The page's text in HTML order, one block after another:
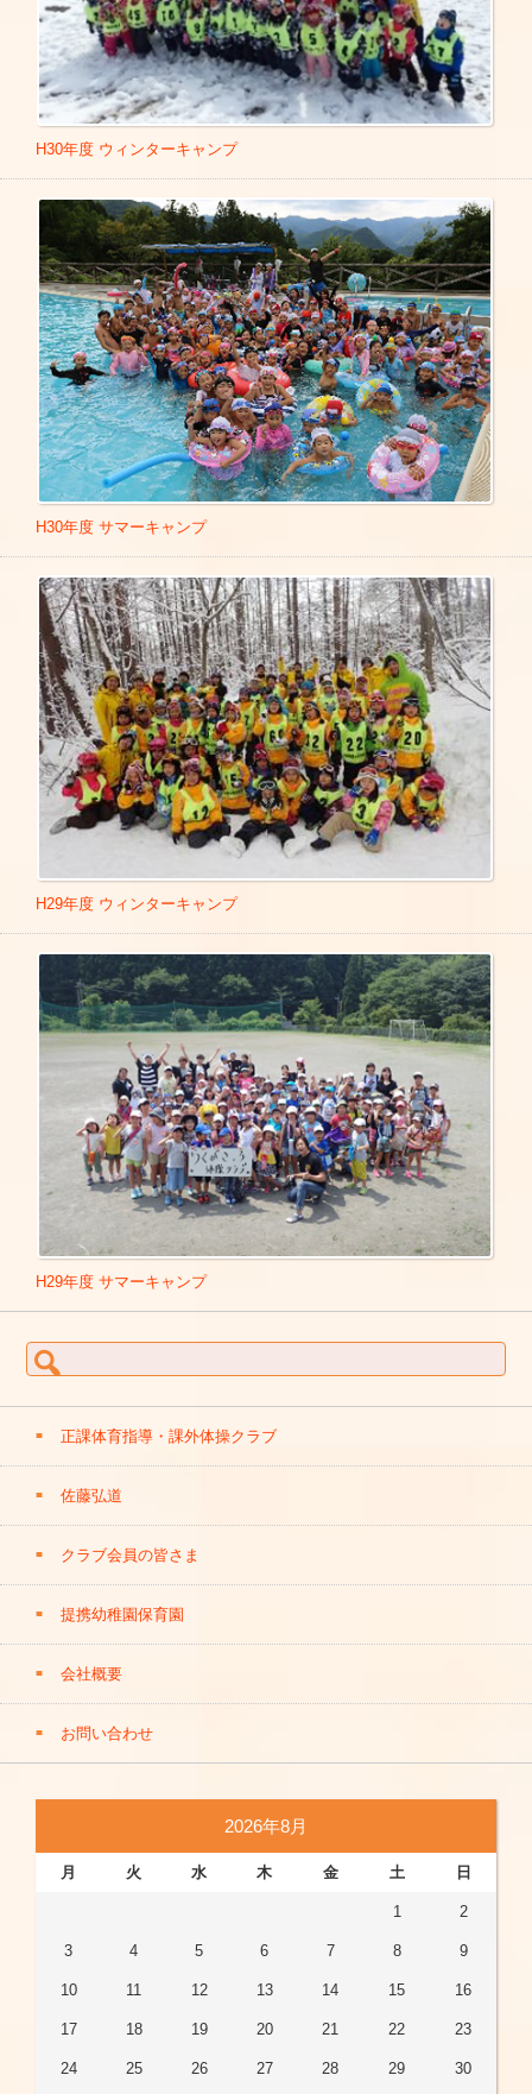
4日
■大阪府社会福祉協議会リモート講演会 限定配信YouTube 2
021年5月18日
■日本体育大学保護者会講演会 2021年5月19日
■千葉県船橋市私立幼稚園PTA連絡協議会 「ふれあいチャン
ネル（みんなであそぼう）」限定配信YouTube 2021年6月3
■LINE LIVE「ひろみち＆たにぞう運動会祝15周年 歌ったり
踊ったり！かな？」 2021年6月14日
■富山県入善町「第6回にゅうぜん親子フェスタ」結婚・子
育て応援課 少子化対策係 2021年7月3日Link
■宮城県「セカハピ団 仙台青葉本部」リモートイベント「ひ
ろみちお兄さんと一緒」 2021年7月11日 – お母さんシンガ
ーソングライターしまひろこ（shimahiroko.com）
■高知県四万十市日本体育大学連携事業「親子体操教室」 20
21年7月17日
■高知県四万十市「市民大学」講演会 2021年7月17日
■高知県四万十市日本体育大学連携事業「指導者実技研修
会」 2021年7月18日Link
四万十市報「広報しまんと 9月号」に掲載されました。
■千葉県船橋市私立幼稚園ふれあいチャンネル 親子体操紹介
動画 2021年8月9日YouTube
■夏の保育アカデミーオンライン講座 テーマ「こことから
だ」 2021年8月22日Link
■大阪府私立幼稚園連盟 親子体操紹介動画 2021年8月28日Li
nk
■池上警察署「交通安全フィットネス」YouTube動画 2021年
9月1日YouTube
■日本コープ共済生活協同組合連合会「ひろみちお兄さんの
おやこたいそう」撮影 2021年9月5日 組合員のみ視聴可能
■千葉県船橋市「学校法人三咲学園 英進幼稚園」 親子ふれ
Link
■株式会社メイト リモート研修会収録 2021年9月11日Link
■福岡県那珂川市保育所連盟リモート研修会 2021年9月30日
■日本コープ共済生活協同組合連合会LPA対象講演会 2021年
10月2日
■第54回全国保育士会研究大会リモート講演会 2021年10月1
3日Link
■青森県青森市「親子体操普及員養成講座」 2021年10月23
Link
■岐阜県ねんりんピック岐阜２０２１イベント出演 2021年1
0月30日
■広島県 一般財団法人どんぐり村「元祖親子体操教室」 202
1年11月7日Link
■奈良県五條市保育士会実技研修会 2021年11月13日
■岩手県一関市体育協会「いちのせき体操＆親子体操」 2021
■広島県立総合体育館 TSSテレビ新広島「わんぱく親子体
■山口県阿武町 ひろみちお兄さんといっしょ「親子体操」 2
021年11月28日 –山口県 阿武町役場
■三重県四日市市「エンゼル幼稚園」園内実技研修会 2021年
12月11日Link
2021年12月12日 –
■デオドラントクリーム「プルーストクリーム」撮影 2021年
■国立代々木競技場第二体育館 日本体育大学体操部「第53回
演技発表会」司会を担当 2021年12月25日Link
■明治安田生命保険相互会社 社内研修講演会 2022年1月17日
■福岡県小郡市「すばる保育園」リモート園内研修会 2022年
1月22日Link
■三鷹市親子体操教室「みたかスポーツフェスティバル」 20
■長瀞町多世代ふれ愛ベース長瀞 埼玉県長瀞町親子体操 202
2年3月6日Link
■日本体育大学オープンキャンパス特別講座 2022年3月20日
Link
■やさい.tv
■東京クラッソ！
■東京クラッソ！ＮＥＯ
■クラッソ 出演
■平尾昌晃チャリティーゴルフトーナメント 2021 出演 202
1年6月19日
【 テレビ埼玉 】
■のびのびシティさいたま市
■テレ玉くんのうた
【 YBC（山形放送） 】
■やまがた発 旅の見聞録
【 静岡第一テレビ 】
■イクメンが行く! １・２
■おいしい楽園
■まるごとワイド
【 中京テレビ 】
■ぐっとLink
■大徳さん
■すこやかフェスタ LIVE配信 2020年10月17日Link
■ぐっと 毎週金曜日レギュラー 10時25分～11時・11時30分
～11時55分Link
■ブリヂストンレディスオープン開幕直前「華麗で過酷な女
子プロゴルフの魅力大公開SP」 2022年5月14日Link
■すこやかフェスタ 2022年10月15日Link
【 読売テレビ 】
■旅ぷら
【 毎日放送 】
■痛快！明石家電視台
■ちちんぷいぷい
■プレッシャーバトル!!
■おとな会 ～オトナ度ちょい増しTV～
■カチモLink
【 関西テレビ 】
■セキララ小町 夫婦で出演
■ウラマヨ
■痛快エブリデイ
■にじいろジーン
【 ABC朝日放送 】
■朝だ！生です旅サラダ
【 テレビ新広島 】
■TSSプライムニュース 親子体操紹介 OA2020年4月30日・5
月7・14・21・28日
■1550ニュースレーダーWITH 毎週木曜日「ひろみちお兄さ
んといっしょに体操」コーナーLink
■ZIP！FRIDAY 2020年12月4日・11日・18日
■WITH 毎週木曜日健康体操コーナー出演Link
■夢みる金バク!
■ワンワンパッコロ！キャラともワールド
■ワンワンパッコロ！キャラともワールド 2020年10月18日L
ink
H30年度 ウィンターキャンプ
H30年度 サマーキャンプ
H29年度 ウィンターキャンプ
H29年度 サマーキャンプ
検索:
正課体育指導・課外体操クラブ
佐藤弘道
クラブ会員の皆さま
提携幼稚園保育園
会社概要
お問い合わせ
2026年8月
月 火 水 木 金 土 日
1 2
3 4 5 6 7 8 9
10 11 12 13 14 15 16
17 18 19 20 21 22 23
24 25 26 27 28 29 30